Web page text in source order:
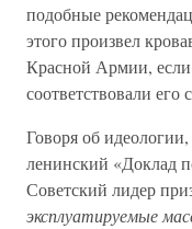
подобные
этого произвел
Красной Армии,
соответствовали его
Говоря об
ленинский «Доклад
Советский лидер
эксплуатируемые